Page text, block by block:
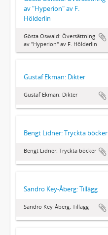
av "Hyperion" av F.
Hölderlin
Gösta Oswald: Översättning
av "Hyperion" av F. Hölderlin
Gustaf Ekman: Dikter
Gustaf Ekman: Dikter
Bengt Lidner: Tryckta böcker
Bengt Lidner: Tryckta böcker
Sandro Key-Åberg: Tillägg
Sandro Key-Åberg: Tillägg